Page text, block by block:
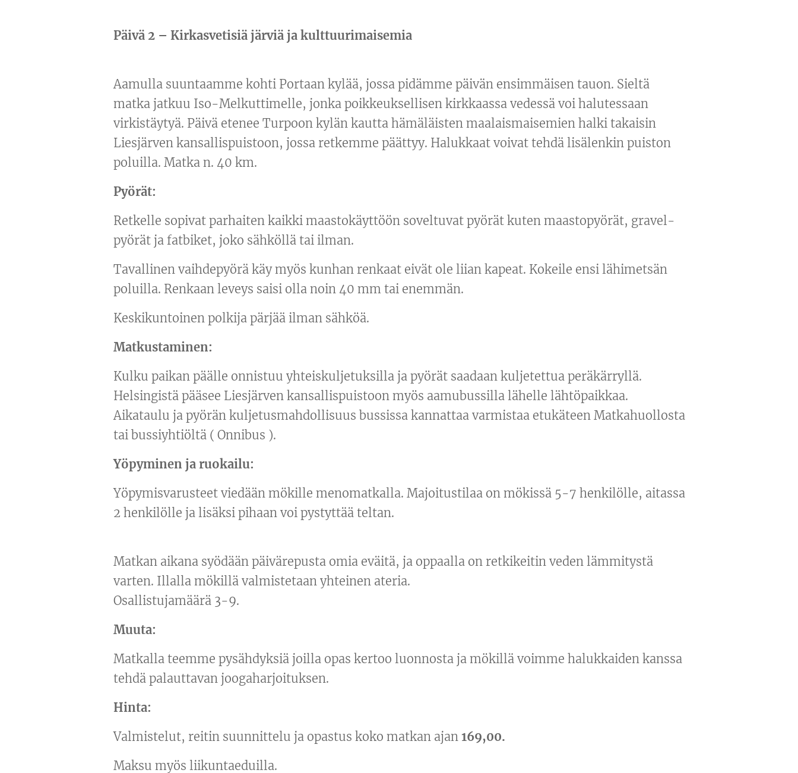
Päivä 2 – Kirkasvetisiä järviä ja kulttuurimaisemia
Aamulla suuntaamme kohti Portaan kylää, jossa pidämme päivän ensimmäisen tauon. Sieltä
matka jatkuu Iso-Melkuttimelle, jonka poikkeuksellisen kirkkaassa vedessä voi halutessaan
virkistäytyä. Päivä etenee Turpoon kylän kautta hämäläisten maalaismaisemien halki takaisin
Liesjärven kansallispuistoon, jossa retkemme päättyy. Halukkaat voivat tehdä lisälenkin puiston
poluilla. Matka n. 40 km.
Pyörät:
Retkelle sopivat parhaiten kaikki maastokäyttöön soveltuvat pyörät kuten maastopyörät, gravel-
pyörät ja fatbiket, joko sähköllä tai ilman.
Tavallinen vaihdepyörä käy myös kunhan renkaat eivät ole liian kapeat. Kokeile ensi lähimetsän
poluilla. Renkaan leveys saisi olla noin 40 mm tai enemmän.
Keskikuntoinen polkija pärjää ilman sähköä.
Matkustaminen:
Kulku paikan päälle onnistuu yhteiskuljetuksilla ja pyörät saadaan kuljetettua peräkärryllä.
Helsingistä pääsee Liesjärven kansallispuistoon myös aamubussilla lähelle lähtöpaikkaa.
Aikataulu ja pyörän kuljetusmahdollisuus bussissa kannattaa varmistaa etukäteen Matkahuollosta
tai bussiyhtiöltä ( Onnibus ).
Yöpyminen ja ruokailu:
Yöpymisvarusteet viedään mökille menomatkalla. Majoitustilaa on mökissä 5-7 henkilölle, aitassa
2 henkilölle ja lisäksi pihaan voi pystyttää teltan.
Matkan aikana syödään päivärepusta omia eväitä, ja oppaalla on retkikeitin veden lämmitystä
varten. Illalla mökillä valmistetaan yhteinen ateria.
Osallistujamäärä 3-9.
Muuta:
Matkalla teemme pysähdyksiä joilla opas kertoo luonnosta ja mökillä voimme halukkaiden kanssa
tehdä palauttavan joogaharjoituksen.
Hinta:
Valmistelut, reitin suunnittelu ja opastus koko matkan ajan 169,00.
Maksu myös liikuntaeduilla.